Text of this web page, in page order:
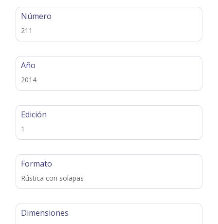
Número
211
Año
2014
Edición
1
Formato
Rústica con solapas
Dimensiones